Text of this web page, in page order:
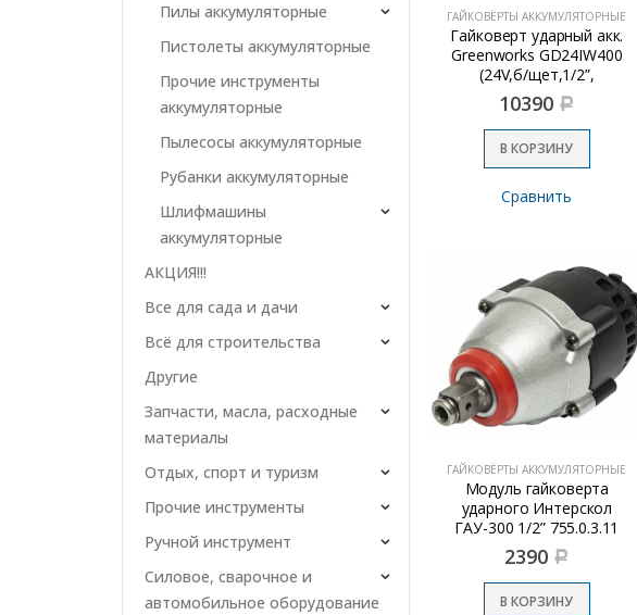
ГАЙКОВЁРТЫ АККУМУЛЯТОРНЫЕ
Гайковерт ударный акк.
Greenworks GD24IW400
(24V,б/щет,1/2”,
400Нм,1х4Ач,ЗУ)
(3802907CUB)
10390 Р
В КОРЗИНУ
Сравнить
ГАЙКОВЁРТЫ АККУМУЛЯТОРНЫЕ
Модуль гайковерта
ударного Интерскол
ГАУ-300 1/2” 755.0.3.11
2390 Р
В КОРЗИНУ
Пилы аккумуляторные
Пистолеты аккумуляторные
Прочие инструменты
аккумуляторные
Пылесосы аккумуляторные
Рубанки аккумуляторные
Шлифмашины
аккумуляторные
АКЦИЯ!!!
Все для сада и дачи
Всё для строительства
Другие
Запчасти, масла, расходные
материалы
Отдых, спорт и туризм
Прочие инструменты
Ручной инструмент
Силовое, сварочное и
автомобильное оборудование